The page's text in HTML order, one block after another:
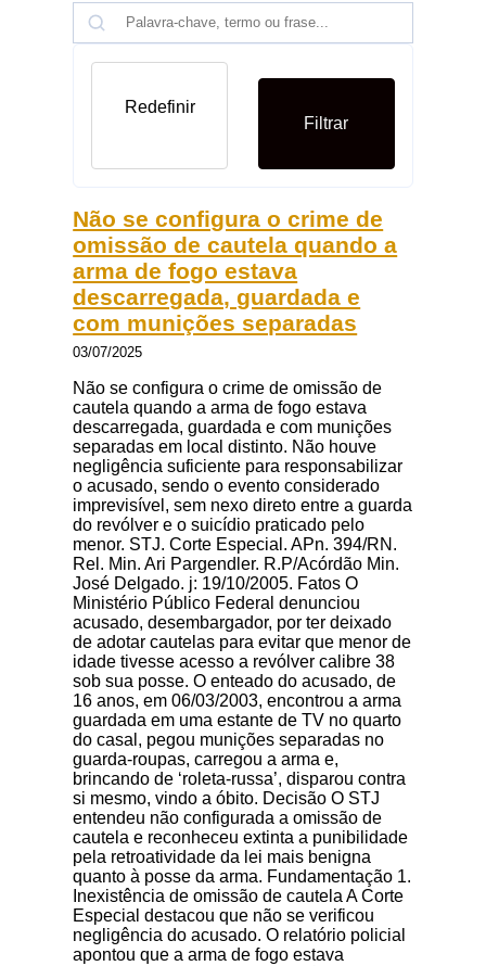
Filtrar
Redefinir
Não se configura o crime de
omissão de cautela quando a
arma de fogo estava
descarregada, guardada e
com munições separadas
03/07/2025
Não se configura o crime de omissão de
cautela quando a arma de fogo estava
descarregada, guardada e com munições
separadas em local distinto. Não houve
negligência suficiente para responsabilizar
o acusado, sendo o evento considerado
imprevisível, sem nexo direto entre a guarda
do revólver e o suicídio praticado pelo
menor. STJ. Corte Especial. APn. 394/RN.
Rel. Min. Ari Pargendler. R.P/Acórdão Min.
José Delgado. j: 19/10/2005. Fatos O
Ministério Público Federal denunciou
acusado, desembargador, por ter deixado
de adotar cautelas para evitar que menor de
idade tivesse acesso a revólver calibre 38
sob sua posse. O enteado do acusado, de
16 anos, em 06/03/2003, encontrou a arma
guardada em uma estante de TV no quarto
do casal, pegou munições separadas no
guarda-roupas, carregou a arma e,
brincando de ‘roleta-russa’, disparou contra
si mesmo, vindo a óbito. Decisão O STJ
entendeu não configurada a omissão de
cautela e reconheceu extinta a punibilidade
pela retroatividade da lei mais benigna
quanto à posse da arma. Fundamentação 1.
Inexistência de omissão de cautela A Corte
Especial destacou que não se verificou
negligência do acusado. O relatório policial
apontou que a arma de fogo estava